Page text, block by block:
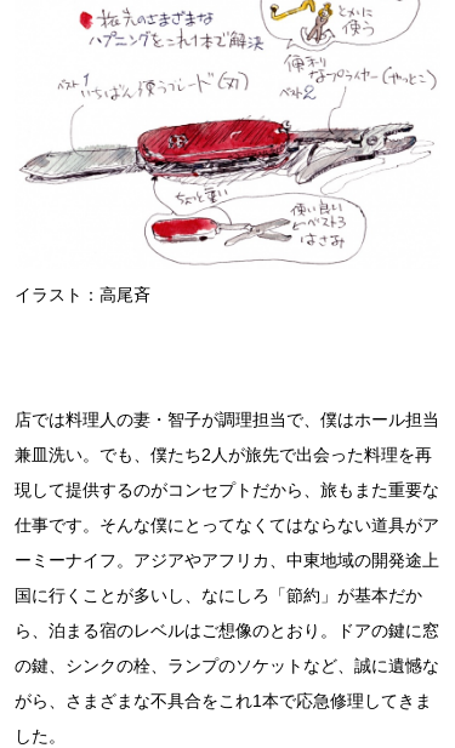
イラスト：高尾斉
店では料理人の妻・智子が調理担当で、僕はホール担当
兼皿洗い。でも、僕たち2人が旅先で出会った料理を再
現して提供するのがコンセプトだから、旅もまた重要な
仕事です。そんな僕にとってなくてはならない道具がア
ーミーナイフ。アジアやアフリカ、中東地域の開発途上
国に行くことが多いし、なにしろ「節約」が基本だか
ら、泊まる宿のレベルはご想像のとおり。ドアの鍵に窓
の鍵、シンクの栓、ランプのソケットなど、誠に遺憾な
がら、さまざまな不具合をこれ1本で応急修理してきま
した。